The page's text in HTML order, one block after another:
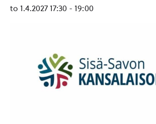
to 1.4.2027 17:30 - 19:00